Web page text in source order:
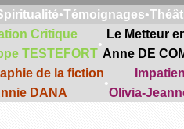
•Témoignages•
Critique
TESTEFORT
•
Le Metteur
Anne DE
de la fiction
DANA
•
Olivia-